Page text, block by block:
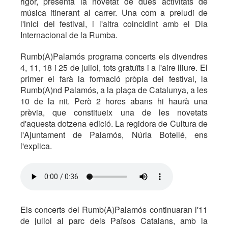
música itinerant al carrer. Una com a preludi de
l'inici del festival, i l'altra coincidint amb el Dia
Internacional de la Rumba.
Rumb(A)Palamós programa concerts els divendres
4, 11, 18 i 25 de juliol, tots gratuïts i a l'aire lliure. El
primer el farà la formació pròpia del festival, la
Rumb(A)nd Palamós, a la plaça de Catalunya, a les
10 de la nit. Però 2 hores abans hi haurà una
prèvia, que constitueix una de les novetats
d'aquesta dotzena edició. La regidora de Cultura de
l'Ajuntament de Palamós, Núria Botellé, ens
l'explica.
Els concerts del Rumb(A)Palamós continuaran l'11
de juliol al parc dels Països Catalans, amb la